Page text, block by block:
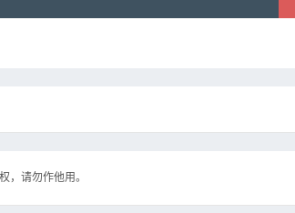
，请勿作他用。